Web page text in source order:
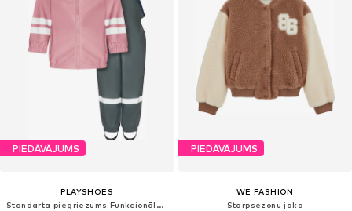
PIEDĀVĀJUMS
PLAYSHOES
Standarta piegriezums Funkcionālais apģērbs
PIEDĀVĀJUMS
WE FASHION
Starpsezonu jaka